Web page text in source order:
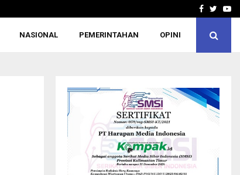
Dukung Pengusaha Kapal, SuzukiFacebook
NASIONAL PEMERINTAHAN OPINI